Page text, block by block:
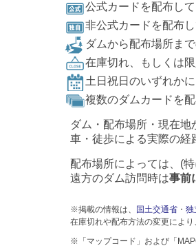
公式カードを配布して
非公式カードを配布
ダムから配布場所ま
在庫切れ、もしくは
土日祝日のいずれか
複数のダムカードを
ダム・配布場所・現在
車・徒歩による実際の経
配布場所によっては、(
遠方のダム訪問時は事前
※掲載の情報は、 国土交通省 ・ 独
在庫切れや配布方法の変更によ
※「マップコード」および「